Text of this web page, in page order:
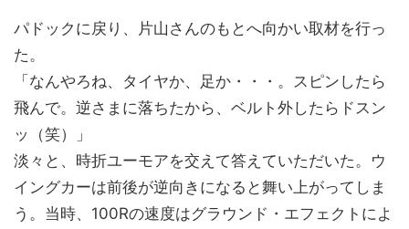
パドックに戻り、片山さんのもとへ向かい取材を行っ
た。
「なんやろね、タイヤか、足か・・・。スピンしたら
飛んで。逆さまに落ちたから、ベルト外したらドスン
ッ（笑）」
淡々と、時折ユーモアを交えて答えていただいた。ウ
イングカーは前後が逆向きになると舞い上がってしま
う。当時、100Rの速度はグラウンド・エフェクトによ